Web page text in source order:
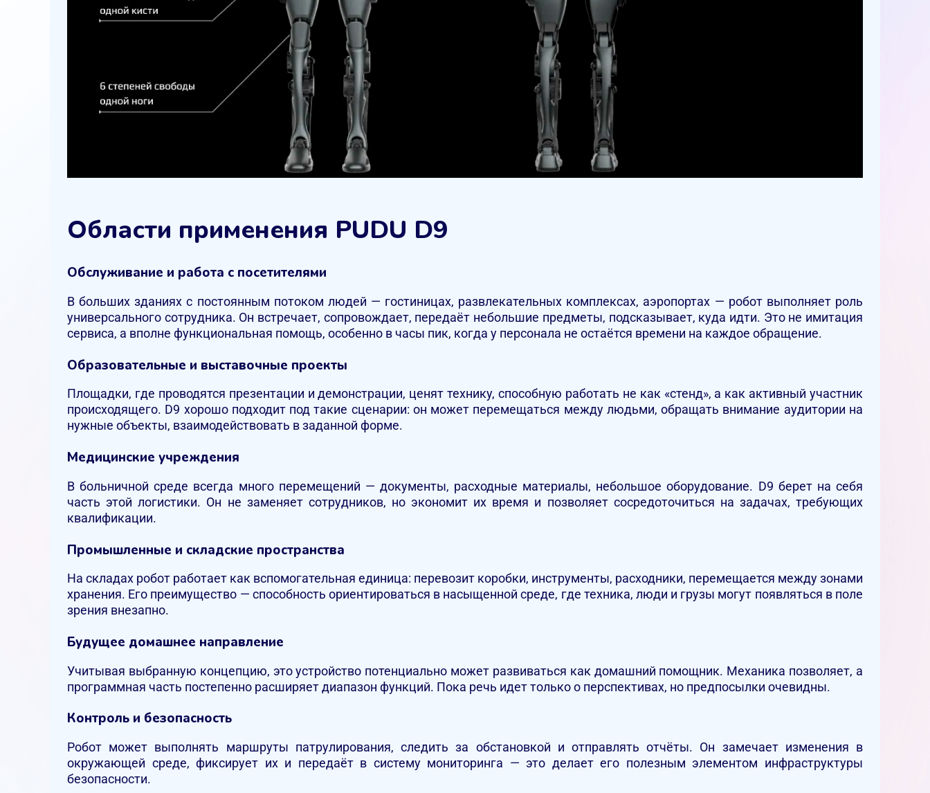
Области применения PUDU D9
Обслуживание и работа с посетителями
В больших зданиях с постоянным потоком людей — гостиницах, развлекательных комплексах, аэропортах — робот выполняет роль
универсального сотрудника. Он встречает, сопровождает, передаёт небольшие предметы, подсказывает, куда идти. Это не имитация
сервиса, а вполне функциональная помощь, особенно в часы пик, когда у персонала не остаётся времени на каждое обращение.
Образовательные и выставочные проекты
Площадки, где проводятся презентации и демонстрации, ценят технику, способную работать не как «стенд», а как активный участник
происходящего. D9 хорошо подходит под такие сценарии: он может перемещаться между людьми, обращать внимание аудитории на
нужные объекты, взаимодействовать в заданной форме.
Медицинские учреждения
В больничной среде всегда много перемещений — документы, расходные материалы, небольшое оборудование. D9 берет на себя
часть этой логистики. Он не заменяет сотрудников, но экономит их время и позволяет сосредоточиться на задачах, требующих
квалификации.
Промышленные и складские пространства
На складах робот работает как вспомогательная единица: перевозит коробки, инструменты, расходники, перемещается между зонами
хранения. Его преимущество — способность ориентироваться в насыщенной среде, где техника, люди и грузы могут появляться в поле
зрения внезапно.
Будущее домашнее направление
Учитывая выбранную концепцию, это устройство потенциально может развиваться как домашний помощник. Механика позволяет, а
программная часть постепенно расширяет диапазон функций. Пока речь идет только о перспективах, но предпосылки очевидны.
Контроль и безопасность
Робот может выполнять маршруты патрулирования, следить за обстановкой и отправлять отчёты. Он замечает изменения в
окружающей среде, фиксирует их и передаёт в систему мониторинга — это делает его полезным элементом инфраструктуры
безопасности.